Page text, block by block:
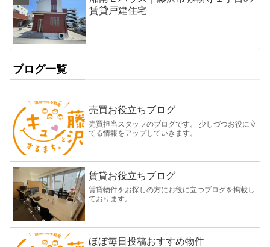
賃貸戸建住宅
ブログ一覧
売買お役立ちブログ
売買担当スタッフのブログです。 少しづつお役に立
てる情報をアップしていきます。
賃貸お役立ちブログ
賃貸物件をお探しの方にお役に立つブログを掲載し
ております。
ほぼ毎日投稿おすすめ物件